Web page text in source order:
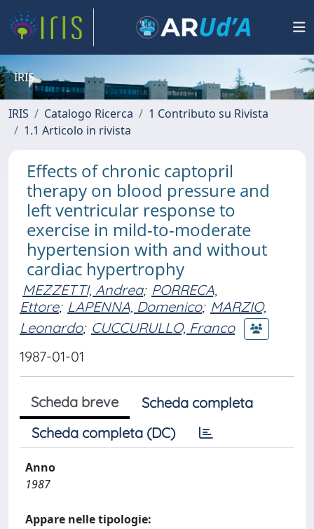
IRIS
IRIS Catalogo Ricerca
1 Contributo su Rivista
1.1 Articolo in rivista
Effects of chronic captopril
therapy on blood pressure and
left ventricular response to
exercise in mild-to-moderate
hypertension with and without
cardiac hypertrophy
MEZZETTI, Andrea; PORRECA,
Ettore; LAPENNA, Domenico; MARZIO,
Leonardo; CUCCURULLO, Franco
1987-01-01
Scheda breve
Scheda completa
Scheda completa (DC)
Anno
1987
Appare nelle tipologie: